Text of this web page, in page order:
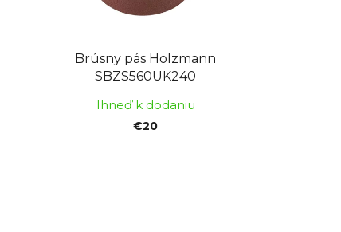
Brúsny pás Holzmann
SBZS560UK240
Ihneď k dodaniu
€20